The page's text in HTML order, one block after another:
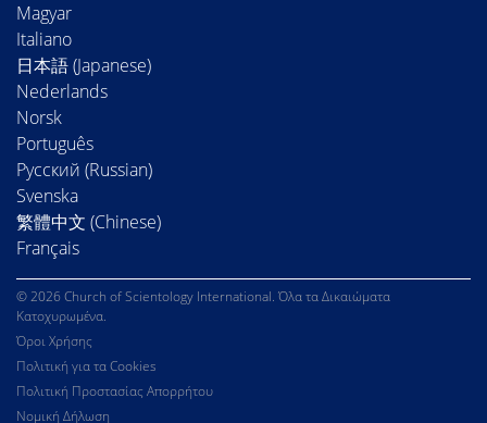
Magyar
Italiano
日本語 (Japanese)
Nederlands
Norsk
Português
Русский (Russian)
Svenska
繁體中文 (Chinese)
Français
© 2026 Church of Scientology International. Όλα τα Δικαιώματα
Κατοχυρωμένα.
Όροι Χρήσης
Πολιτική για τα Cookies
Πολιτική Προστασίας Απορρήτου
Νομική Δήλωση